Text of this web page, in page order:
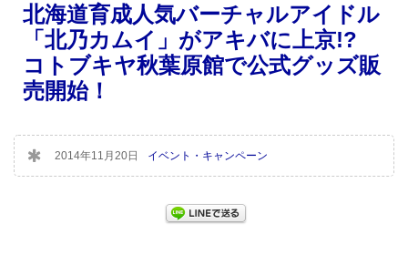
北海道育成人気バーチャルアイドル
「北乃カムイ」がアキバに上京!?
コトブキヤ秋葉原館で公式グッズ販
売開始！
2014年11月20日 イベント・キャンペーン